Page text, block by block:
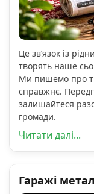
Це зв’язок із
творять наше
Ми пишемо про
справжнє.
залишайтеся
громади.
Читати далі...
Гаражі